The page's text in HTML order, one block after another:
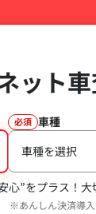
ット
必須 車種
車種を選択
心”をプラス！ 大
※あんしん決済導入